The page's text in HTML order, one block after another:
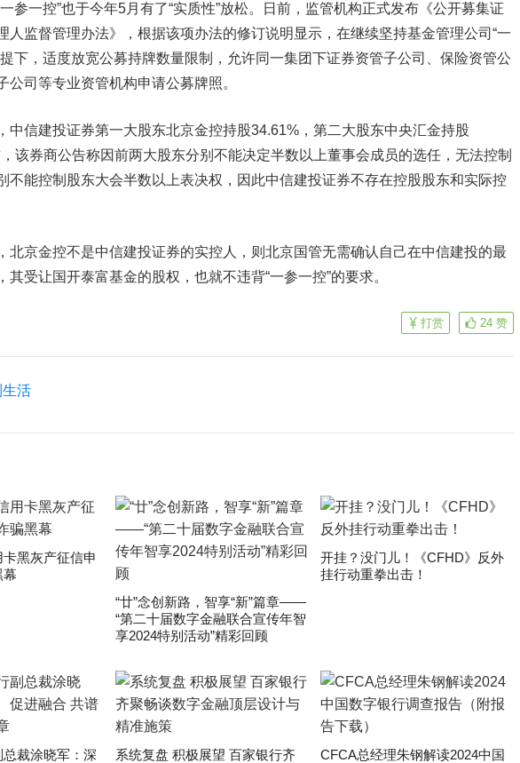
一参一控”也于今年5月有了“实质性”放松。
日前，监管机构正式发布《公开募集证
人监督管理办法》，根据该项办法的修订说明显示， 在继续坚持基金管理公司“一
下，适度放宽公募持牌数量限制，允许同一集团下证券资管子公司、保险资管公
公司等专业资管机构申请公募牌照。
中信建投证券第一大股东北京金控持股34.61%，第二大股东中央汇金持股
该券商公告称因前两大股东分别不能决定半数以上董事会成员的选任，无法控制
不能控制股东大会半数以上表决权，因此中信建投证券不存在控股股东和实际控
京金控不是中信建投证券的实控人，则北京国管无需确认自己在中信建投的最
其受让国开泰富基金的股权，也就不违背“一参一控”的要求。
24 赞
打赏
活
黑灰产征信申
幕
“廿”念创新路，智享“新”篇章——
“第二十届数字金融联合宣传年智
享2024特别活动”精彩回顾
开挂？没门儿！《CFHD》反外
挂行动重拳出击！
裁涂晓军：深
系统复盘 积极展望 百家银行齐
CFCA总经理朱钢解读2024中国